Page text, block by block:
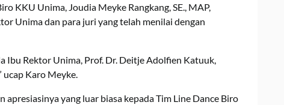
KKU Unima, Joudia Meyke Rangkang, SE., MAP,
Unima dan para juri yang telah menilai dengan
Ibu Rektor Unima, Prof. Dr. Deitje Adolfien Katuuk,
ucap Karo Meyke.
yang luar biasa kepada Tim Line Dance Biro